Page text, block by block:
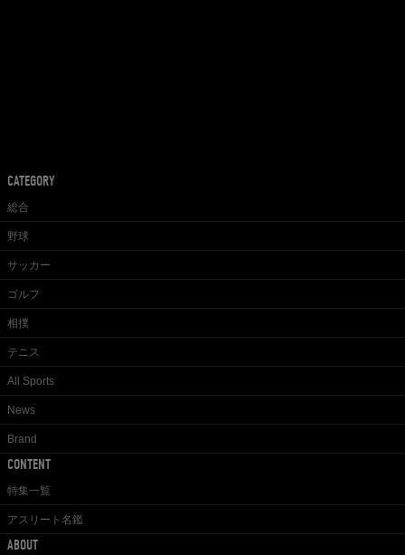
CATEGORY
総合
野球
サッカー
ゴルフ
相撲
テニス
All Sports
News
Brand
CONTENT
特集一覧
アスリート名鑑
ABOUT